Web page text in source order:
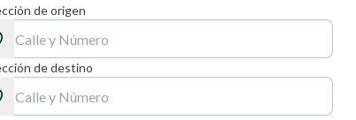
de origen
de destino